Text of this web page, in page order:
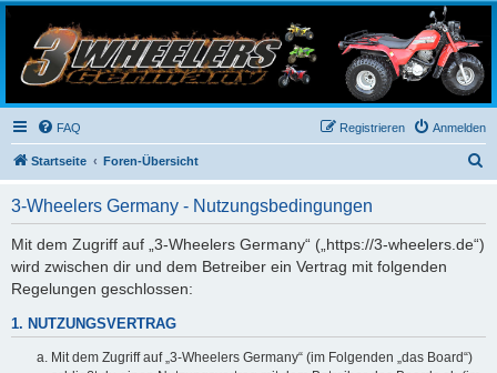
3-Wheelers Germany
Honda, Yamaha, Kawasaki Trike
FAQ Anmelden
Registrieren
Startseite Foren-Übersicht
3-Wheelers Germany - Nutzungsbedingungen
Mit dem Zugriff auf „3-Wheelers Germany“ („https://3-wheelers.de“)
wird zwischen dir und dem Betreiber ein Vertrag mit folgenden
Regelungen geschlossen:
1. NUTZUNGSVERTRAG
Mit dem Zugriff auf „3-Wheelers Germany“ (im Folgenden „das Board“)